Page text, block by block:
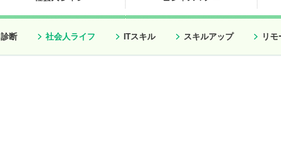
診断 社会人ライフ ITスキル スキルアップ リモ